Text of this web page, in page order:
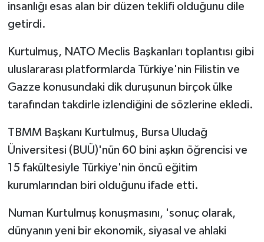
insanlığı esas alan bir düzen teklifi olduğunu dile
getirdi.
Kurtulmuş, NATO Meclis Başkanları toplantısı gibi
uluslararası platformlarda Türkiye'nin Filistin ve
Gazze konusundaki dik duruşunun birçok ülke
tarafından takdirle izlendiğini de sözlerine ekledi.
TBMM Başkanı Kurtulmuş, Bursa Uludağ
Üniversitesi (BUÜ)'nün 60 bini aşkın öğrencisi ve
15 fakültesiyle Türkiye'nin öncü eğitim
kurumlarından biri olduğunu ifade etti.
Numan Kurtulmuş konuşmasını, 'sonuç olarak,
dünyanın yeni bir ekonomik, siyasal ve ahlaki